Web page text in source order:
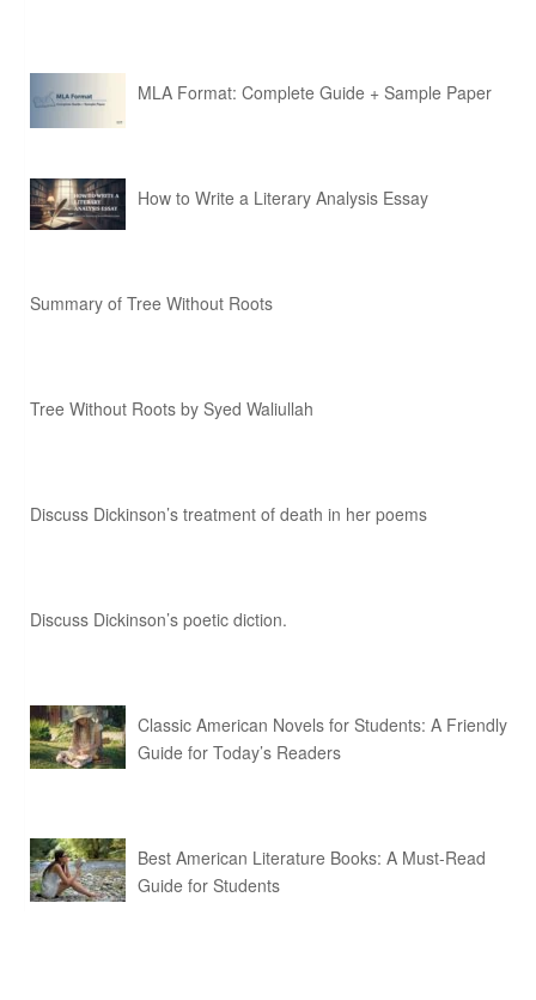
MLA Format: Complete Guide + Sample Paper
How to Write a Literary Analysis Essay
Summary of Tree Without Roots
Tree Without Roots by Syed Waliullah
Discuss Dickinson’s treatment of death in her poems
Discuss Dickinson’s poetic diction.
Classic American Novels for Students: A Friendly
Guide for Today’s Readers
Best American Literature Books: A Must-Read
Guide for Students